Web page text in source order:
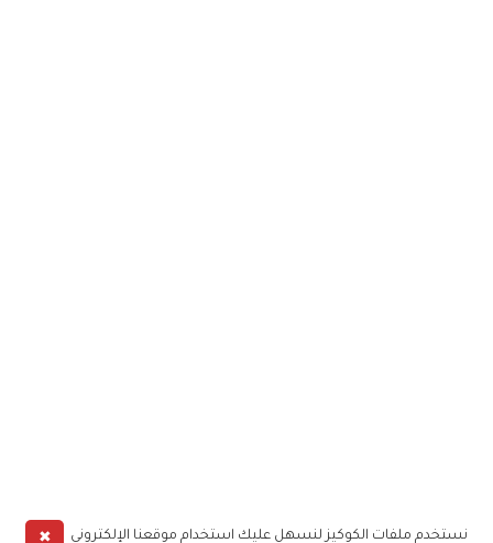
✖
نستخدم ملفات الكوكيز لنسهل عليك استخدام موقعنا الإلكتروني